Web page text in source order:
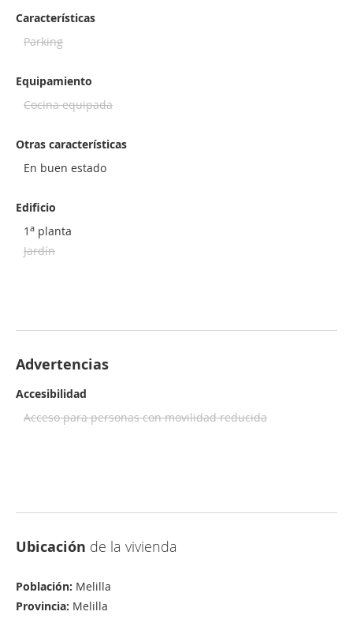
Características
Parking
Equipamiento
Cocina equipada
Otras características
En buen estado
Edificio
1 a planta
Jardín
Advertencias
Accesibilidad
Acceso para personas con movilidad reducida
Ubicación de la vivienda
Población: Melilla
Provincia: Melilla